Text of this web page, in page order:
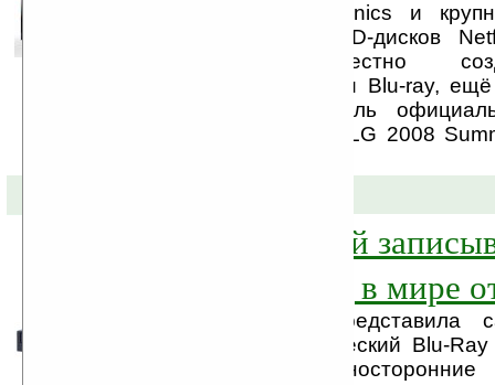
Компания LG Electronics и
магазин проката DVD-дисков
намерениях совместно
проигрывающий диски Blu-ray,
Сегодня производитель
новинку на выставке LG 2008
Самый быстрый
Blu-Ray привод в мире
Компания Buffalo представила
записывающий оптический Blu-
Новинка пишет